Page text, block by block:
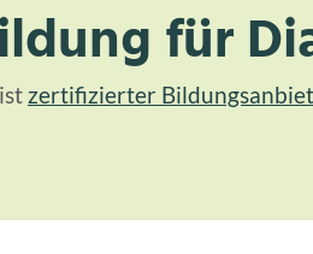
für
zertifizierter